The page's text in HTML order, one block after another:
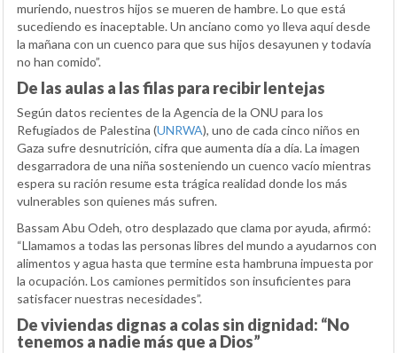
muriendo, nuestros hijos se mueren de hambre. Lo que está
sucediendo es inaceptable. Un anciano como yo lleva aquí desde
la mañana con un cuenco para que sus hijos desayunen y todavía
no han comido”.
De las aulas a las filas para recibir lentejas
Según datos recientes de la Agencia de la ONU para los
Refugiados de Palestina (UNRWA), uno de cada cinco niños en
Gaza sufre desnutrición, cifra que aumenta día a día. La imagen
desgarradora de una niña sosteniendo un cuenco vacío mientras
espera su ración resume esta trágica realidad donde los más
vulnerables son quienes más sufren.
Bassam Abu Odeh, otro desplazado que clama por ayuda, afirmó:
“Llamamos a todas las personas libres del mundo a ayudarnos con
alimentos y agua hasta que termine esta hambruna impuesta por
la ocupación. Los camiones permitidos son insuficientes para
satisfacer nuestras necesidades”.
De viviendas dignas a colas sin dignidad: “No
tenemos a nadie más que a Dios”